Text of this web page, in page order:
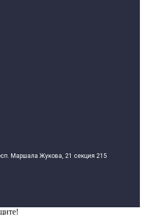
Маршала Жукова, 21 секция 215